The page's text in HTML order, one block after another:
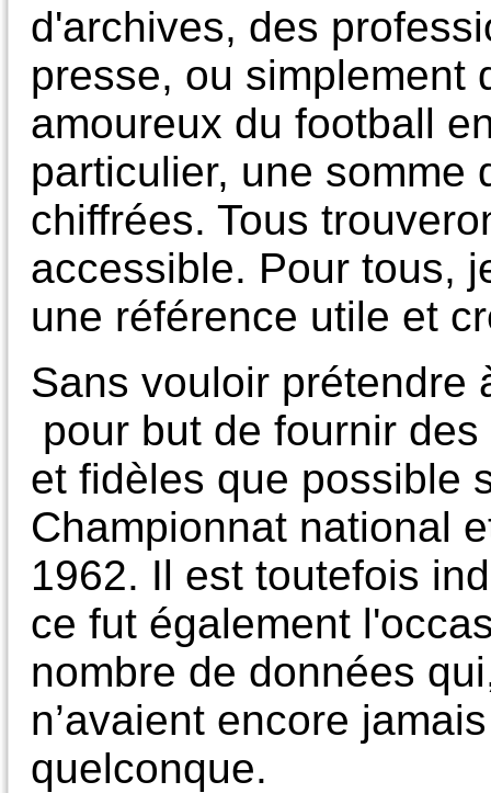
d'archives, des
presse, ou simplement
amoureux du football
particulier, une somme
chiffrées. Tous
accessible. Pour tous,
une référence utile et
Sans vouloir prétendre
pour but de fournir
et fidèles que possible
Championnat national
1962. Il est toutefois
ce fut également
nombre de données
n’avaient encore
quelconque.